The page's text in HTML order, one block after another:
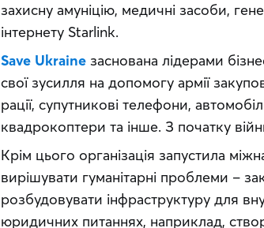
захисну амуніцію, медичні засоби,
інтернету Starlink.
Save Ukraine заснована лідерами
свої зусилля на допомогу армії
рації, супутникові телефони,
квадрокоптери та інше. З початку
Крім цього організація запустила
вирішувати гуманітарні проблеми –
розбудовувати інфраструктуру для
юридичних питаннях, наприклад,